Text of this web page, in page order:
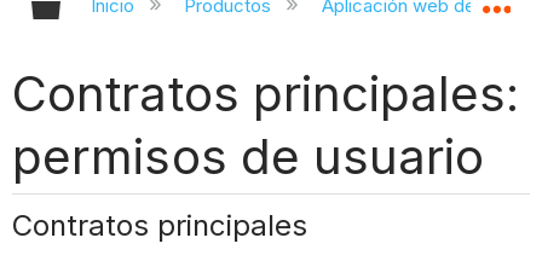
Expandir/contraer jerarquía global
Inicio Productos Aplicación web de
Contratos principales:
permisos de usuario
Contratos principales